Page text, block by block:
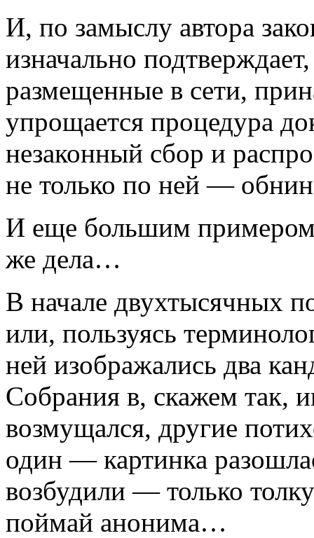
И, по замыслу автора
изначально
размещенные в сети,
упрощается процедура
незаконный сбор и
не только по ней —
И еще большим
же дела…
В начале двухтысячных
или, пользуясь
ней изображались два
Собрания в, скажем так,
возмущался, другие
один — картинка
возбудили — только
поймай анонима…